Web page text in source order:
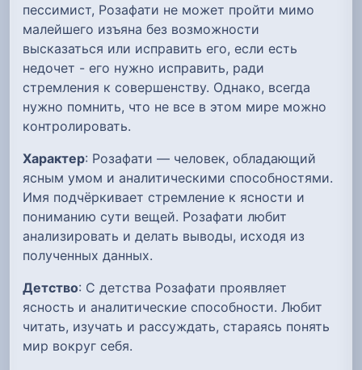
пессимист, Розафати не может пройти мимо
малейшего изъяна без возможности
высказаться или исправить его, если есть
недочет - его нужно исправить, ради
стремления к совершенству. Однако, всегда
нужно помнить, что не все в этом мире можно
контролировать.
Характер: Розафати — человек, обладающий
ясным умом и аналитическими способностями.
Имя подчёркивает стремление к ясности и
пониманию сути вещей. Розафати любит
анализировать и делать выводы, исходя из
полученных данных.
Детство: С детства Розафати проявляет
ясность и аналитические способности. Любит
читать, изучать и рассуждать, стараясь понять
мир вокруг себя.